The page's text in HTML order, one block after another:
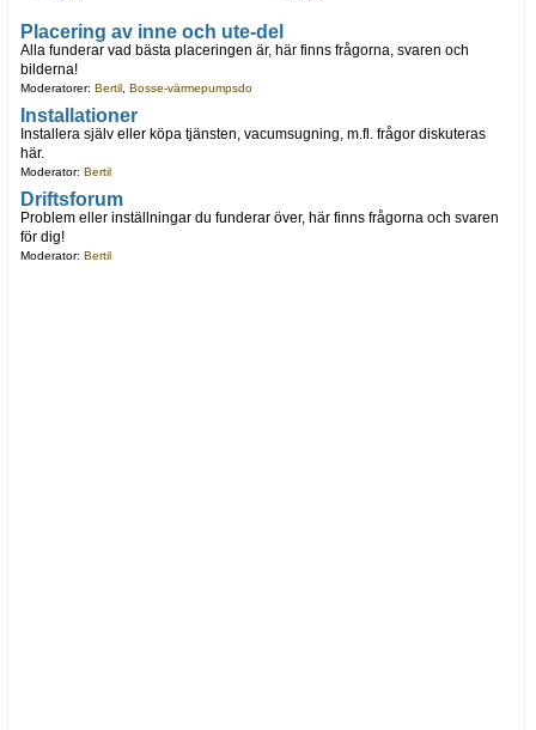
Placering av inne och ute-del
Alla funderar vad bästa placeringen är, här finns frågorna, svaren och
bilderna!
Moderatorer: Bertil, Bosse-värmepumpsdo
Installationer
Installera själv eller köpa tjänsten, vacumsugning, m.fl. frågor diskuteras
här.
Moderator: Bertil
Driftsforum
Problem eller inställningar du funderar över, här finns frågorna och svaren
för dig!
Moderator: Bertil